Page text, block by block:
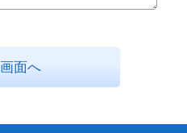
面へ